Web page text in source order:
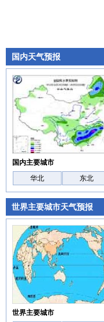
国内天气预报
国内主要城市
华北
东北
世界主要城市天气预报
世界主要城市